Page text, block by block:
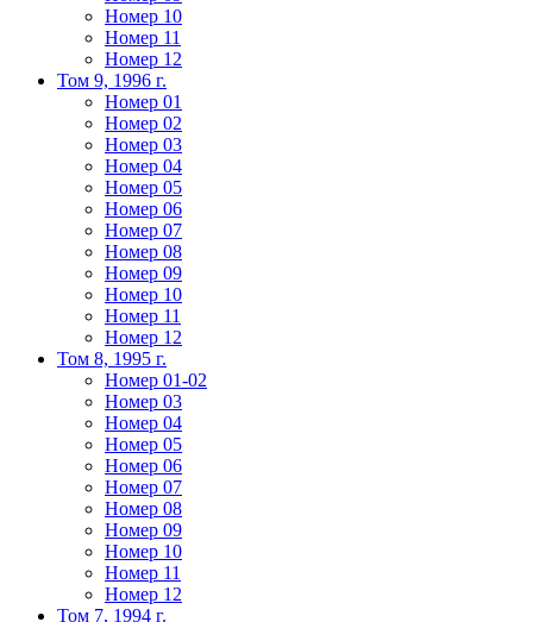
Номер 10
Номер 11
Номер 12
Том 9, 1996 г.
Номер 01
Номер 02
Номер 03
Номер 04
Номер 05
Номер 06
Номер 07
Номер 08
Номер 09
Номер 10
Номер 11
Номер 12
Том 8, 1995 г.
Номер 01-02
Номер 03
Номер 04
Номер 05
Номер 06
Номер 07
Номер 08
Номер 09
Номер 10
Номер 11
Номер 12
Том 7, 1994 г.